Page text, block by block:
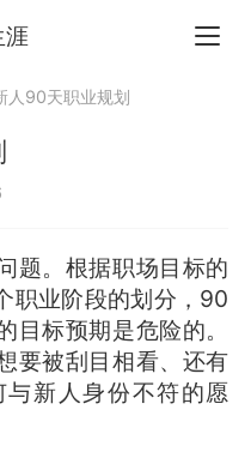
涯
人90天职业规划
。根据职场目标的
职业阶段的划分，90
目标预期是危险的。
要被刮目相看、还有
新人身份不符的愿